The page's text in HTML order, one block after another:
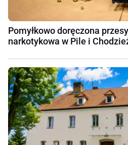
Pomyłkowo doręczona
narkotykowa w Pile i